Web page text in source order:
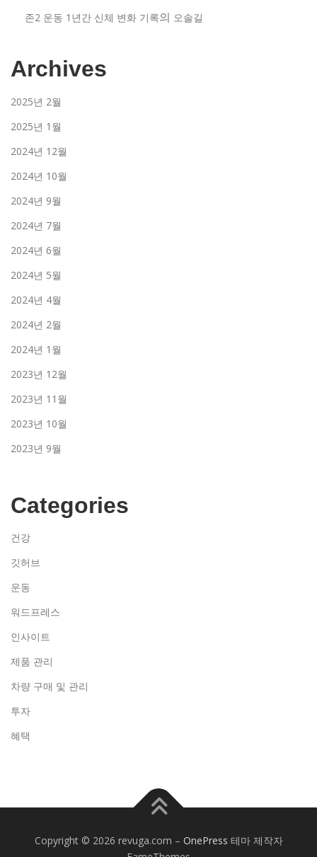
존2 운동 1년간 신체 변화 기록의 오솔길
Archives
2025년 2월
2025년 1월
2024년 12월
2024년 10월
2024년 9월
2024년 7월
2024년 6월
2024년 5월
2024년 4월
2024년 2월
2024년 1월
2023년 12월
2023년 11월
2023년 10월
2023년 9월
Categories
건강
깃허브
운동
워드프레스
인사이트
제품 관리
차량 구매 및 관리
투자
혜택
Copyright © 2026 revuga.com – OnePress 테마 제작자